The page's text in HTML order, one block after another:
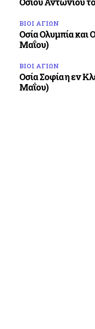
ΒΙΟΙ ΑΓΙΩΝ
Οσία Ολυμπία και
Μαΐου)
ΒΙΟΙ ΑΓΙΩΝ
Οσία Σοφία η εν
Μαΐου)